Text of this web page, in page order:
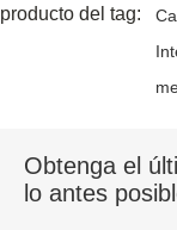
producto del tag:
Obtenga el
lo antes